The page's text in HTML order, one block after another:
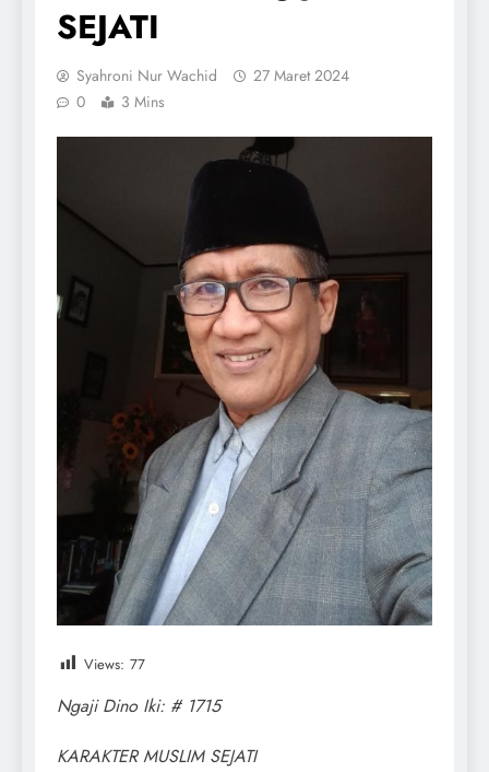
SEJATI
Syahroni Nur Wachid
27 Maret 2024
0
3 Mins
Views: 77
Ngaji Dino Iki: # 1715
KARAKTER MUSLIM SEJATI